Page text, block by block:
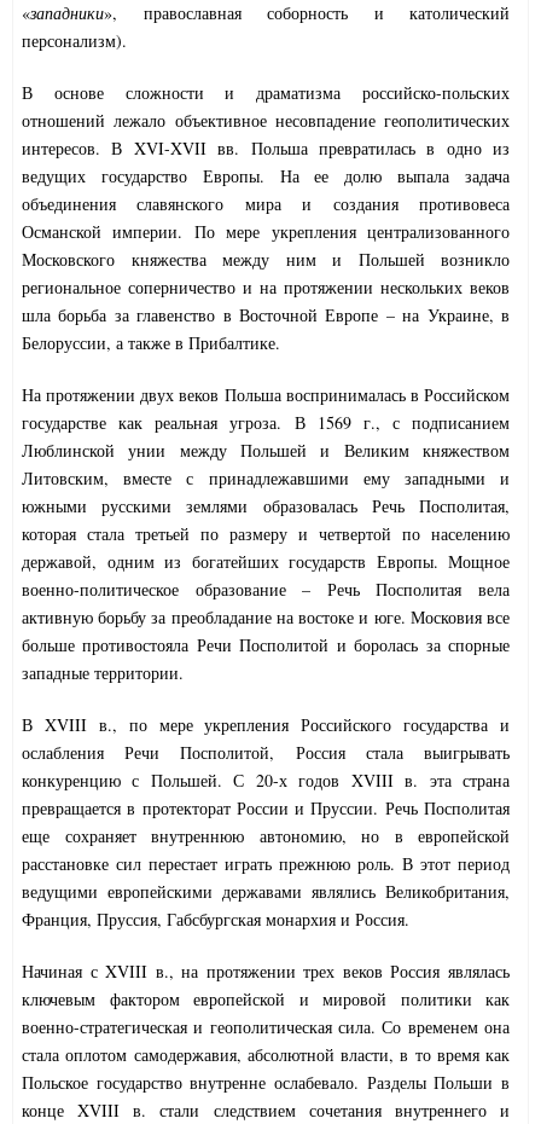
«западники», православная соборность и католический
персонализм).
В основе сложности и драматизма российско-польских
отношений лежало объективное несовпадение геополитических
интересов. В XVI-XVII вв. Польша превратилась в одно из
ведущих государство Европы. На ее долю выпала задача
объединения славянского мира и создания противовеса
Османской империи. По мере укрепления централизованного
Московского княжества между ним и Польшей возникло
региональное соперничество и на протяжении нескольких веков
шла борьба за главенство в Восточной Европе – на Украине, в
Белоруссии, а также в Прибалтике.
На протяжении двух веков Польша воспринималась в Российском
государстве как реальная угроза. В 1569 г., с подписанием
Люблинской унии между Польшей и Великим княжеством
Литовским, вместе с принадлежавшими ему западными и
южными русскими землями образовалась Речь Посполитая,
которая стала третьей по размеру и четвертой по населению
державой, одним из богатейших государств Европы. Мощное
военно-политическое образование – Речь Посполитая вела
активную борьбу за преобладание на востоке и юге. Московия все
больше противостояла Речи Посполитой и боролась за спорные
западные территории.
В XVIII в., по мере укрепления Российского государства и
ослабления Речи Посполитой, Россия стала выигрывать
конкуренцию с Польшей. С 20-х годов XVIII в. эта страна
превращается в протекторат России и Пруссии. Речь Посполитая
еще сохраняет внутреннюю автономию, но в европейской
расстановке сил перестает играть прежнюю роль. В этот период
ведущими европейскими державами являлись Великобритания,
Франция, Пруссия, Габсбургская монархия и Россия.
Начиная с XVIII в., на протяжении трех веков Россия являлась
ключевым фактором европейской и мировой политики как
военно-стратегическая и геополитическая сила. Со временем она
стала оплотом самодержавия, абсолютной власти, в то время как
Польское государство внутренне ослабевало. Разделы Польши в
конце XVIII в. стали следствием сочетания внутреннего и